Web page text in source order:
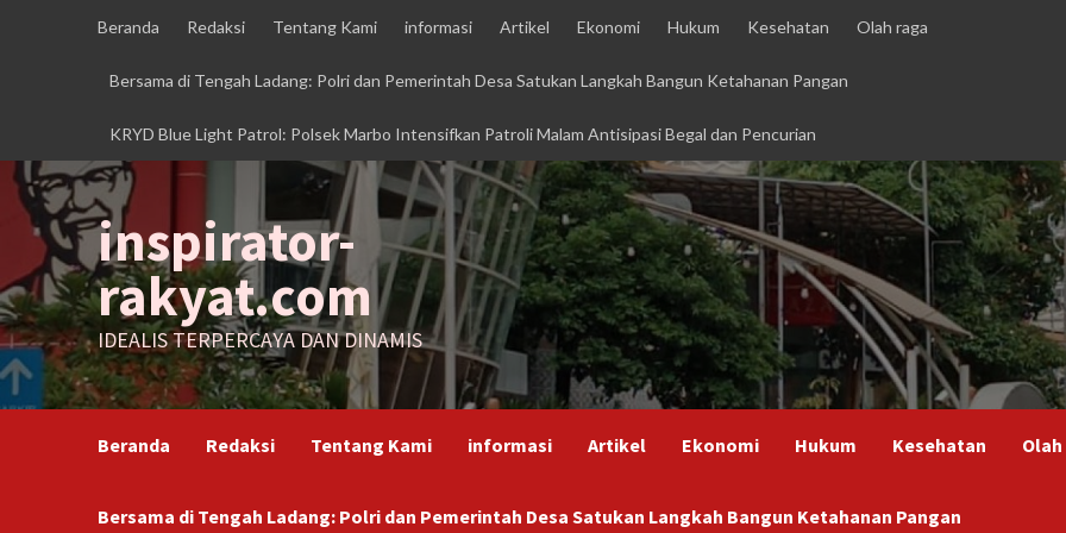
Beranda Redaksi Tentang Kami informasi Artikel Ekonomi Hukum Kesehatan Olah raga
Bersama di Tengah Ladang: Polri dan Pemerintah Desa Satukan Langkah Bangun Ketahanan Pangan
KRYD Blue Light Patrol: Polsek Marbo Intensifkan Patroli Malam Antisipasi Begal dan Pencurian
inspirator-
rakyat.com
IDEALIS TERPERCAYA DAN DINAMIS
Beranda Redaksi Tentang Kami informasi Artikel Ekonomi Hukum Kesehatan
Bersama di Tengah Ladang: Polri dan Pemerintah Desa Satukan Langkah Bangun Ketahanan Pangan